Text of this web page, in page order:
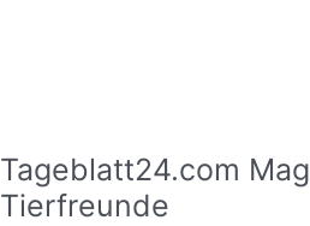
Tageblatt24.com
Tierfreunde